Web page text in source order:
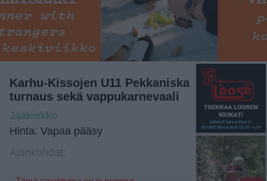
Karhu-Kissojen U11 Pekkaniska
turnaus sekä vappukarnevaali
Jääkiekko
Hinta: Vapaa pääsy